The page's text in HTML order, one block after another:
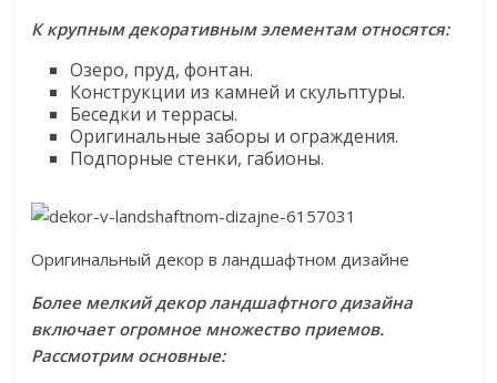
К крупным декоративным элементам относятся:
Озеро, пруд, фонтан.
Конструкции из камней и скульптуры.
Беседки и террасы.
Оригинальные заборы и ограждения.
Подпорные стенки, габионы.
Оригинальный декор в ландшафтном дизайне
Более мелкий декор ландшафтного дизайна
включает огромное множество приемов.
Рассмотрим основные: